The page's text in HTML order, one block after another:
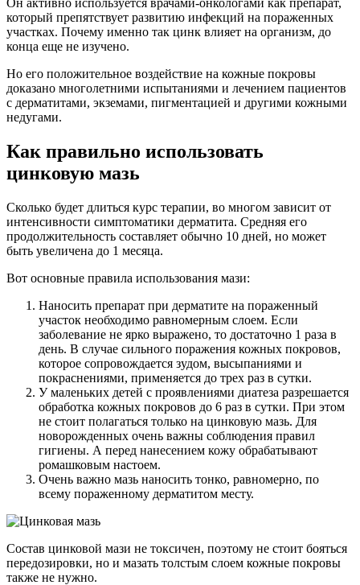
который препятствует развитию инфекций на пораженных
участках. Почему именно так цинк влияет на организм, до
конца еще не изучено.
Но его положительное воздействие на кожные покровы
доказано многолетними испытаниями и лечением пациентов
с дерматитами, экземами, пигментацией и другими кожными
недугами.
Как правильно использовать
цинковую мазь
Сколько будет длиться курс терапии, во многом зависит от
интенсивности симптоматики дерматита. Средняя его
продолжительность составляет обычно 10 дней, но может
быть увеличена до 1 месяца.
Вот основные правила использования мази:
Наносить препарат при дерматите на пораженный
участок необходимо равномерным слоем. Если
заболевание не ярко выражено, то достаточно 1 раза в
день. В случае сильного поражения кожных покровов,
которое сопровождается зудом, высыпаниями и
покраснениями, применяется до трех раз в сутки.
У маленьких детей с проявлениями диатеза разрешается
обработка кожных покровов до 6 раз в сутки. При этом
не стоит полагаться только на цинковую мазь. Для
новорожденных очень важны соблюдения правил
гигиены. А перед нанесением кожу обрабатывают
ромашковым настоем.
Очень важно мазь наносить тонко, равномерно, по
всему пораженному дерматитом месту.
Состав цинковой мази не токсичен, поэтому не стоит бояться
передозировки, но и мазать толстым слоем кожные покровы
также не нужно.